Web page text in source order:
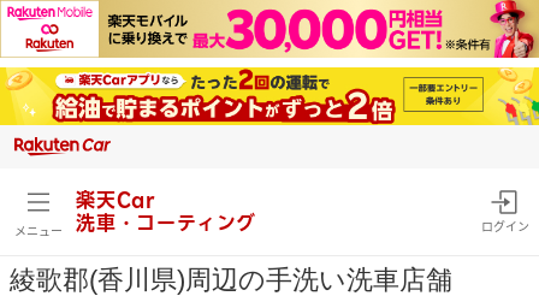
メニュー
楽天Car
洗車・コーティング
ログイン
綾歌郡(香川県)周辺の手洗い洗車店舗